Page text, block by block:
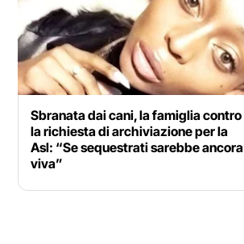
Sbranata dai cani, la famiglia contro
la richiesta di archiviazione per la
Asl: “Se sequestrati sarebbe ancora
viva”